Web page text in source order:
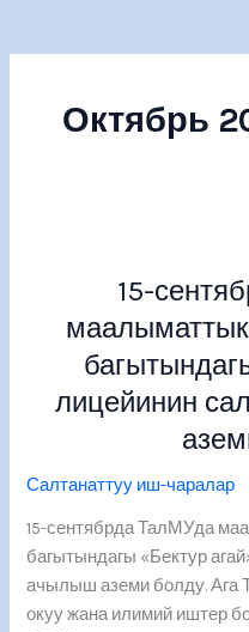
Октябрь
15-
лицейинин
Салтанаттуу иш-чаралар
15-сентябрда ТалМУда
багытындагы «Бектур
ачылыш аземи болду. Ага
окуу жана илимий иштер
багытындагы
«Бектур
салтанаттуу
ачылыш
аземи